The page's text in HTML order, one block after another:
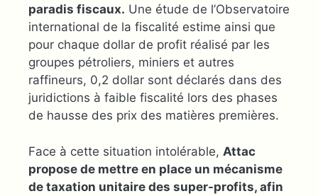
paradis fiscaux. Une étude de l’Observatoire
international de la fiscalité estime ainsi que
pour chaque dollar de profit réalisé par les
groupes pétroliers, miniers et autres
raffineurs, 0,2 dollar sont déclarés dans des
juridictions à faible fiscalité lors des phases
de hausse des prix des matières premières.
Face à cette situation intolérable, Attac
propose de mettre en place un mécanisme
de taxation unitaire des super-profits, afin